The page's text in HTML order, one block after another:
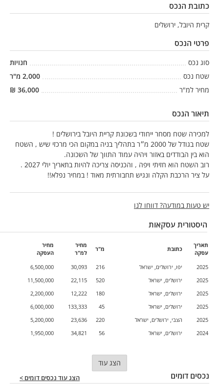
כתובת הנכס
קרית היובל, ירושלים
פרטי הנכס
סוג נכס
חנויות
שטח נכס
2,000 מ"ר
מחיר למ"ר
36,000
₪
תיאור הנכס
למכירה שטח מסחר ייחודי בשכונת קריית היובל בירושלים !
שטח בגודל של 2000 מ״ר בתהליך בניה במקום הכי מרכזי שיש , השטח
הוא בין הבודדים באזור ויהיה עמוד התווך של השכונה.
רוב השטח הוא חזיתי ויפה , והכניסה צריכה להיות בתאריך יולי 2027 .
על ציר הרכבת הקלה ונגיש תחבורתית מאוד ! במחיר נפלא!!
יש טעות במודעה? דווחו לנו
היסטורית עסקאות
תאריך
עסקה
כתובת מ"ר
מחיר
למ"ר
מחיר
העסקה
2025
יפו, ירושלים, ישראל 216
30,093
6,500,000
2025
ירושלים, ישראל 520
22,115
11,500,000
2025
ירושלים, ישראל 180
12,222
2,200,000
2025
ירושלים, ישראל 45
133,333
6,000,000
2025
הצבי, ירושלים, ישראל 220
23,636
5,200,000
2024
ירושלים, ישראל 56
34,821
1,950,000
הצג עוד
נכסים דומים הצג עוד נכסים דומים >